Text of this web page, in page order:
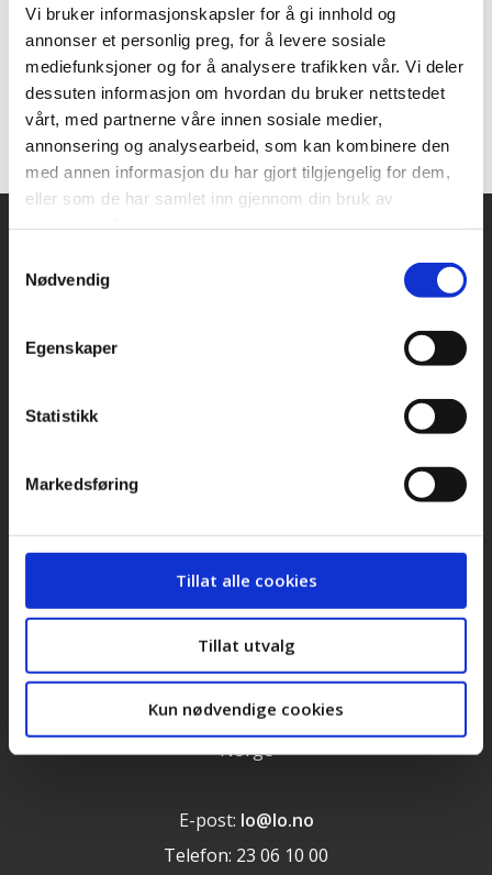
Vi bruker informasjonskapsler for å gi innhold og
annonser et personlig preg, for å levere sosiale
mediefunksjoner og for å analysere trafikken vår. Vi deler
dessuten informasjon om hvordan du bruker nettstedet
vårt, med partnerne våre innen sosiale medier,
annonsering og analysearbeid, som kan kombinere den
med annen informasjon du har gjort tilgjengelig for dem,
eller som de har samlet inn gjennom din bruk av
Nødvendig
Egenskaper
Statistikk
Markedsføring
Tillat alle cookies
Tillat utvalg
Kun nødvendige cookies
Gjennom uker med møter, samtaler, stands og
opplysning har mange engasjerte mennesker jobbet
side om side for å nå ut med viktige budskap.
Innsatsen ga en rødgrønn valgseier og en Arbeiderparti-
ledet regjering - gratulerer!
Landsorganisasjonen i Norge
Torggata 12
N-0181 Oslo
Norge
E-post: lo@lo.no
Telefon: 23 06 10 00
Snarveier
Bilder og logoer
Stilling ledig
LOs handlingsprogram og uttalelser 2025